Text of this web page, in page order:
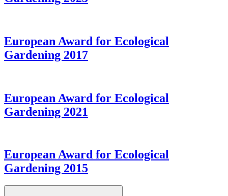
European Award for Ecological
Gardening 2017
European Award for Ecological
Gardening 2021
European Award for Ecological
Gardening 2015